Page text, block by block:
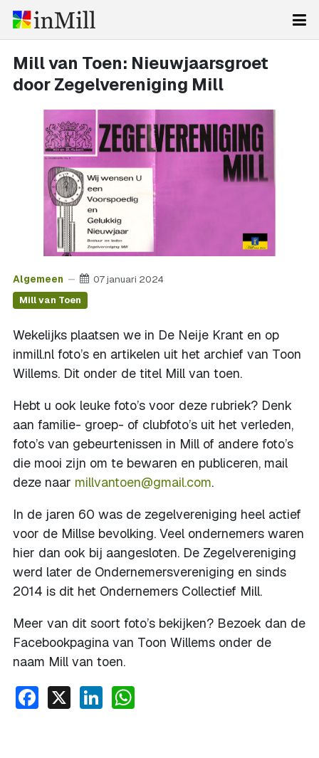
Mill van Toen: Nieuwjaarsgroet
door Zegelvereniging Mill
Algemeen 07 januari 2024
Mill van Toen
Wekelijks plaatsen we in De Neije Krant en op
inmill.nl foto’s en artikelen uit het archief van Toon
Willems. Dit onder de titel Mill van toen.
Hebt u ook leuke foto’s voor deze rubriek? Denk
aan familie- groep- of clubfoto’s uit het verleden,
foto’s van gebeurtenissen in Mill of andere foto’s
die mooi zijn om te bewaren en publiceren, mail
deze naar millvantoen@gmail.com.
In de jaren 60 was de zegelvereniging heel actief
voor de Millse bevolking. Veel ondernemers waren
hier dan ook bij aangesloten. De Zegelvereniging
werd later de Ondernemersvereniging en sinds
2014 is dit het Ondernemers Collectief Mill.
Meer van dit soort foto’s bekijken? Bezoek dan de
Facebookpagina van Toon Willems onder de
naam Mill van toen.
Facebook
X LinkedIn